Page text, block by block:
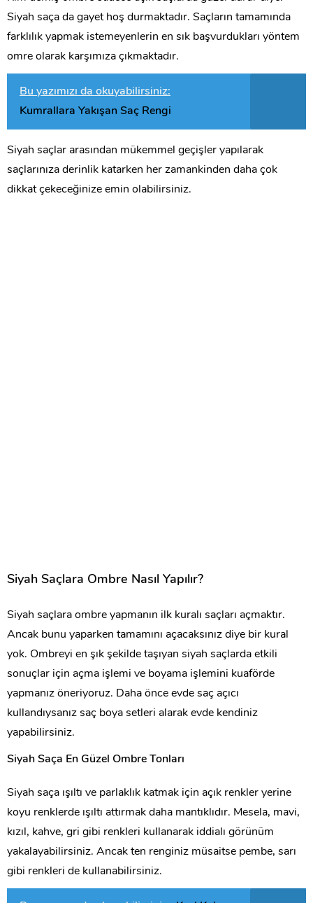
Siyah saça da gayet hoş durmaktadır. Saçların tamamında
farklılık yapmak istemeyenlerin en sık başvurdukları yöntem
omre olarak karşımıza çıkmaktadır.
Bu yazımızı da okuyabilirsiniz:
Kumrallara Yakışan Saç Rengi
Siyah saçlar arasından mükemmel geçişler yapılarak
saçlarınıza derinlik katarken her zamankinden daha çok
dikkat çekeceğinize emin olabilirsiniz.
Siyah Saçlara Ombre Nasıl Yapılır?
Siyah saçlara ombre yapmanın ilk kuralı saçları açmaktır.
Ancak bunu yaparken tamamını açacaksınız diye bir kural
yok. Ombreyi en şık şekilde taşıyan siyah saçlarda etkili
sonuçlar için açma işlemi ve boyama işlemini kuaförde
yapmanız öneriyoruz. Daha önce evde saç açıcı
kullandıysanız saç boya setleri alarak evde kendiniz
yapabilirsiniz.
Siyah Saça En Güzel Ombre Tonları
Siyah saça ışıltı ve parlaklık katmak için açık renkler yerine
koyu renklerde ışıltı attırmak daha mantıklıdır. Mesela, mavi,
kızıl, kahve, gri gibi renkleri kullanarak iddialı görünüm
yakalayabilirsiniz. Ancak ten renginiz müsaitse pembe, sarı
gibi renkleri de kullanabilirsiniz.